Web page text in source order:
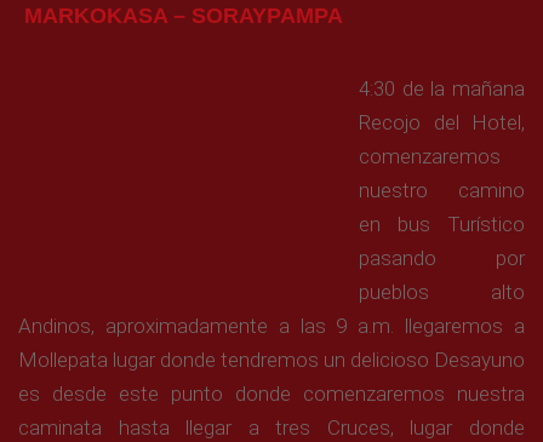
MARKOKASA – SORAYPAMPA
4:30 de la mañana
Recojo del Hotel,
comenzaremos
nuestro camino
en bus Turístico
pasando por
pueblos alto
Andinos, aproximadamente a las 9 a.m. llegaremos a
Mollepata lugar donde tendremos un delicioso Desayuno
es desde este punto donde comenzaremos nuestra
caminata hasta llegar a tres Cruces, lugar donde